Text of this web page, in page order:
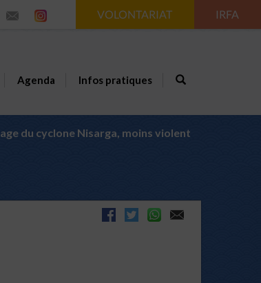
VOLONTARIAT IRFA
Agenda Infos pratiques
du cyclone Nisarga, moins violent